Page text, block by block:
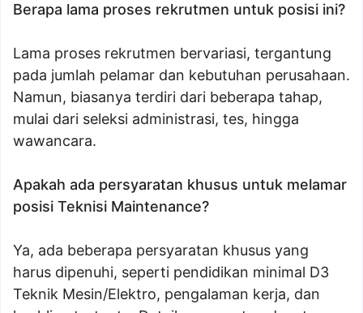
Berapa lama proses rekrutmen untuk posisi ini?
Lama proses rekrutmen bervariasi, tergantung
pada jumlah pelamar dan kebutuhan perusahaan.
Namun, biasanya terdiri dari beberapa tahap,
mulai dari seleksi administrasi, tes, hingga
wawancara.
Apakah ada persyaratan khusus untuk melamar
posisi Teknisi Maintenance?
Ya, ada beberapa persyaratan khusus yang
harus dipenuhi, seperti pendidikan minimal D3
Teknik Mesin/Elektro, pengalaman kerja, dan